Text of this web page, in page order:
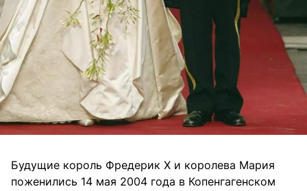
Будущие король Фредерик X и королева Мария
поженились 14 мая 2004 года в Копенгагенском